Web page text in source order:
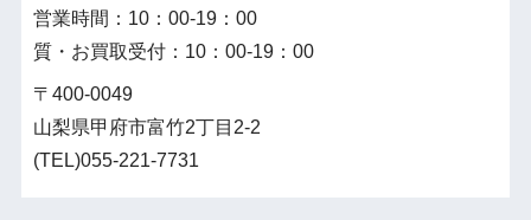
営業時間：10：00‐19：00
質・お買取受付：10：00‐19：00
〒400-0049
山梨県甲府市富竹2丁目2-2
(TEL)055-221-7731